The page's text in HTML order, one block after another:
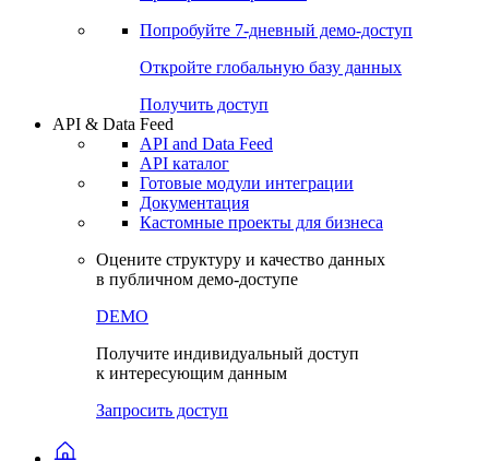
Чат
Проверка контрагента
Попробуйте7-дневный
Откройте глобальную базу данных
Получить доступ
API & Data Feed
API and Data Feed
Готовые модули интеграции
Документация
в публичном демо-доступе